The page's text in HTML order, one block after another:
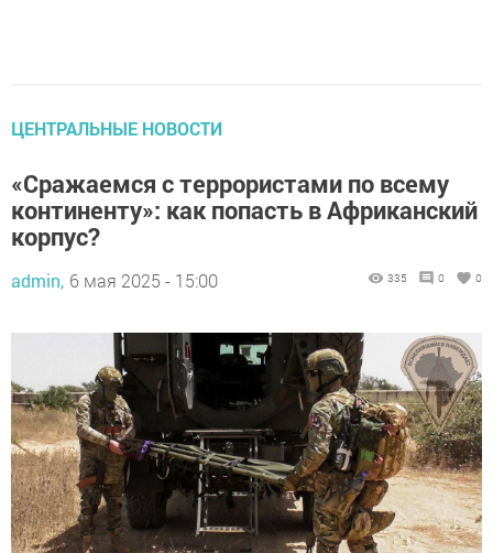
ЦЕНТРАЛЬНЫЕ НОВОСТИ
«Сражаемся с террористами по всему
континенту»: как попасть в Африканский
корпус?
admin, 6 мая 2025 - 15:00 335 0 0